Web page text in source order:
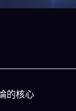
的核心